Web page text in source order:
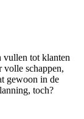
vullen tot klanten
volle schappen,
gewoon in de
toch?